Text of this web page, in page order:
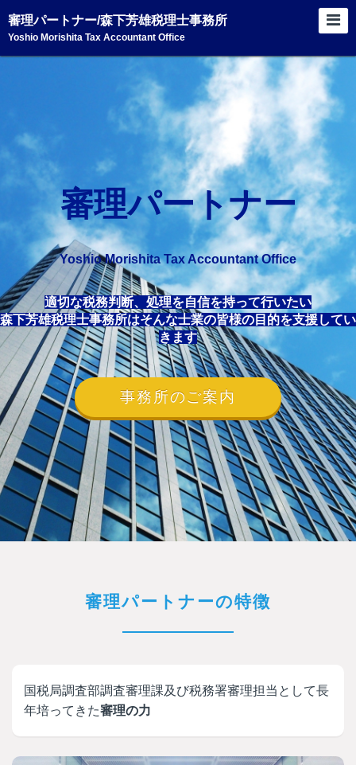
審理パートナー/森下芳雄税理士事務所
Yoshio Morishita Tax Accountant Office
審理パートナー
Yoshio Morishita Tax Accountant Office
適切な税務判断、処理を自信を持って行いたい
森下芳雄税理士事務所はそんな士業の皆様の目的を支援してい
きます
事務所のご案内
審理パートナーの特徴
国税局調査部調査審理課及び税務署審理担当として長
年培ってきた審理の力